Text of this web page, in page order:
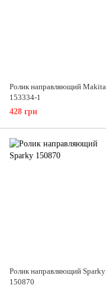
Ролик направляющий Makita
153334-1
428 грн
Ролик направляющий Sparky
150870